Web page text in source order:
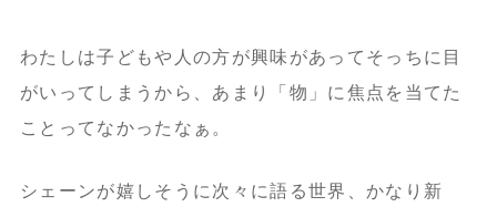
わたしは子どもや人の方が興味があってそっちに目
がいってしまうから、あまり「物」に焦点を当てた
ことってなかったなぁ。
シェーンが嬉しそうに次々に語る世界、かなり新